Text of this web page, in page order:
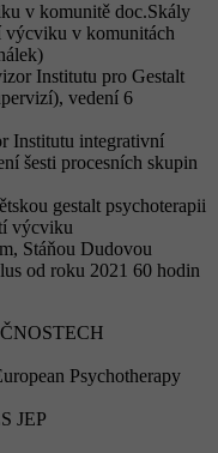
v komunitě doc.Skály
výcviku v komunitách
Institutu pro Gestalt
vedení 6
Institutu integrativní
šesti procesních skupin
gestalt psychoterapii
výcviku
Stáňou Dudovou
od roku 2021 60 hodin
Psychotherapy
JEP